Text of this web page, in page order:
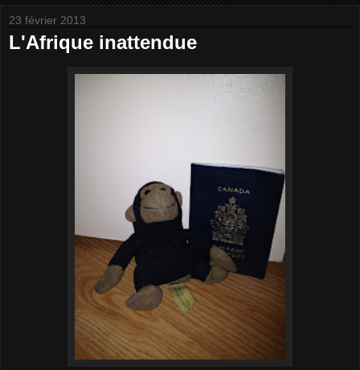
23 février 2013
L'Afrique inattendue